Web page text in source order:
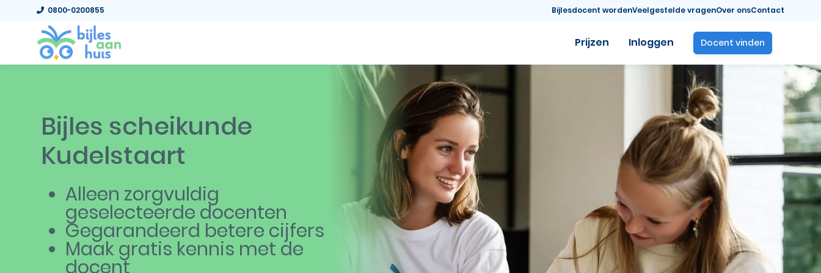
0800-0200855 Bijlesdocent wordenVeelgestelde vragenOver onsContact
Prijzen Inloggen Docent vinden
Bijles scheikunde
Kudelstaart
Alleen zorgvuldig
geselecteerde docenten
Gegarandeerd betere cijfers
Maak gratis kennis met de
docent